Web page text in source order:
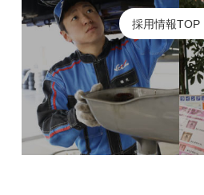
採用情報TOP